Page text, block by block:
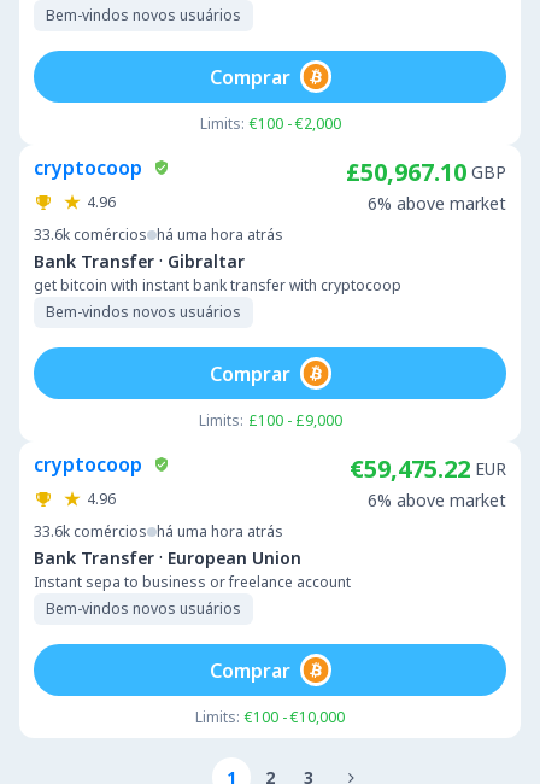
Bem-vindos novos usuários
Limits: €100 - €2,000
Comprar
cryptocoop
4.96
33.6k comércios há uma hora atrás
Bank Transfer · Gibraltar
get bitcoin with instant bank transfer with cryptocoop
Bem-vindos novos usuários
£50,967.10 GBP
6% above market
Limits: £100 - £9,000
Comprar
cryptocoop
4.96
33.6k comércios há uma hora atrás
Bank Transfer · European Union
Instant sepa to business or freelance account
Bem-vindos novos usuários
€59,475.22 EUR
6% above market
Limits: €100 - €10,000
Comprar
1 2 3 